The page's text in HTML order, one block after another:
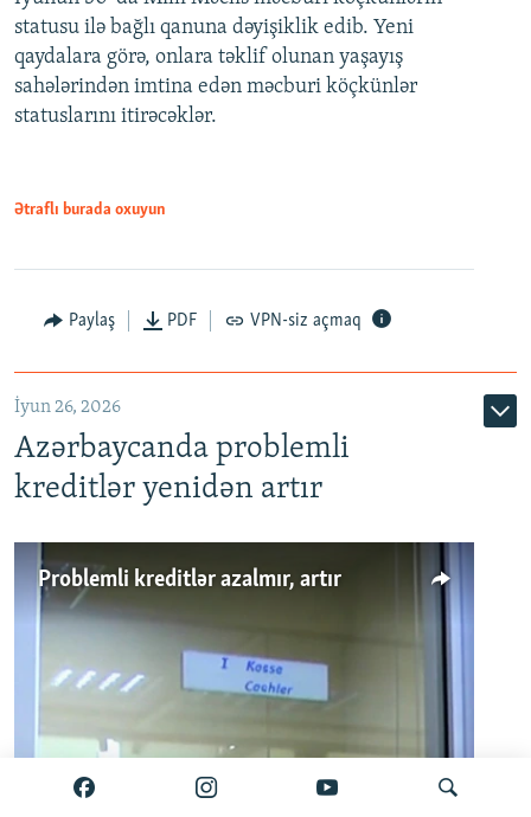
Auto 240p 360p 480p
720p 1080p
480p
720p
statusu ilə bağlı qanuna dəyişiklik edib. Yeni
qaydalara görə, onlara təklif olunan yaşayış
sahələrindən imtina edən məcburi köçkünlər
statuslarını itirəcəklər.
Ətraflı burada oxuyun
Paylaş PDF VPN-siz açmaq
İyun 26, 2026
Azərbaycanda problemli
kreditlər yenidən artır
Problemli kreditlər azalmır, artır